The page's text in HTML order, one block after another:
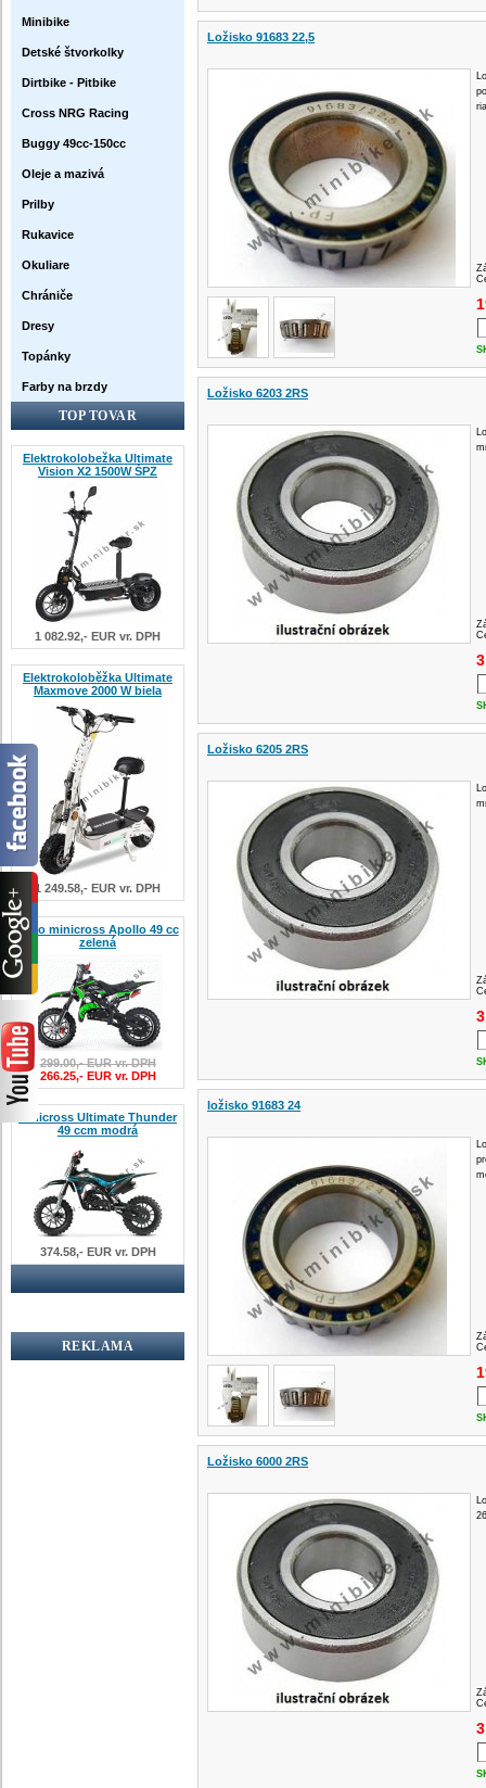
Minibike
Detské štvorkolky
Dirtbike - Pitbike
Cross NRG Racing
Buggy 49cc-150cc
Oleje a mazivá
Prilby
Rukavice
Okuliare
Chrániče
Dresy
Topánky
Farby na brzdy
TOP TOVAR
Elektrokolobežka Ultimate
Vision X2 1500W ŠPZ
1 082.92,- EUR vr. DPH
Elektrokoloběžka Ultimate
Maxmove 2000 W biela
1 249.58,- EUR vr. DPH
Nitro minicross Apollo 49 cc
zelená
299.00,- EUR vr. DPH
266.25,- EUR vr. DPH
Minicross Ultimate Thunder
49 ccm modrá
374.58,- EUR vr. DPH
REKLAMA
Ložisko 91683 22,5
Ložisko 6203 2RS
Ložisko 6205 2RS
ložisko 91683 24
Ložisko 6000 2RS